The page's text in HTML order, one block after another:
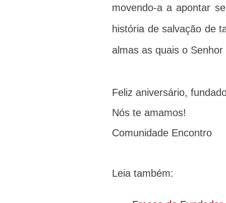
movendo-a a apontar
história de salvação de
almas as quais o
Feliz aniversário,
Nós te amamos!
Comunidade Encontro
Leia também: